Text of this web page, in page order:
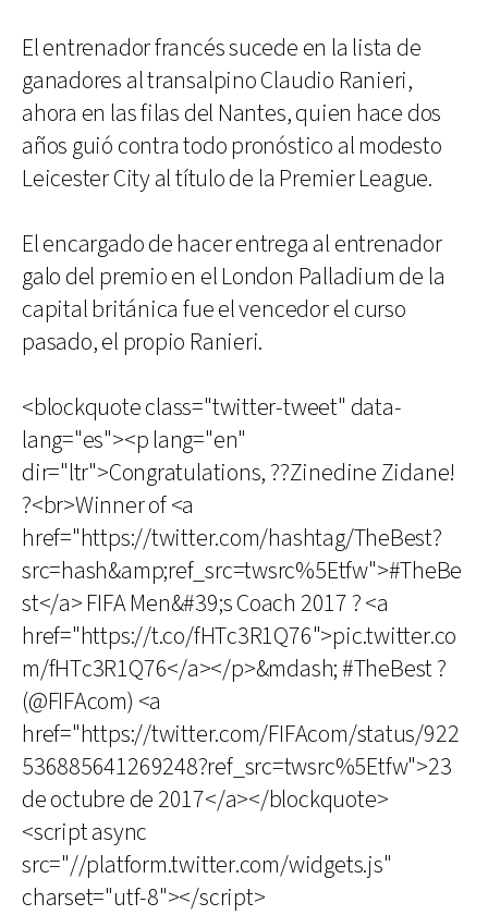
El entrenador francés sucede en la lista de
ganadores al transalpino Claudio Ranieri,
ahora en las filas del Nantes, quien hace dos
años guió contra todo pronóstico al modesto
Leicester City al título de la Premier League.
El encargado de hacer entrega al entrenador
galo del premio en el London Palladium de la
capital británica fue el vencedor el curso
pasado, el propio Ranieri.
<blockquote class="twitter-tweet" data-
lang="es"><p lang="en"
dir="ltr">Congratulations, ??Zinedine Zidane!
?<br>Winner of <a
href="https://twitter.com/hashtag/TheBest?
src=hash&amp;ref_src=twsrc%5Etfw">#TheBe
st</a> FIFA Men&#39;s Coach 2017 ? <a
href="https://t.co/fHTc3R1Q76">pic.twitter.co
m/fHTc3R1Q76</a></p>&mdash; #TheBest ?
(@FIFAcom) <a
href="https://twitter.com/FIFAcom/status/922
536885641269248?ref_src=twsrc%5Etfw">23
de octubre de 2017</a></blockquote>
<script async
src="//platform.twitter.com/widgets.js"
charset="utf-8"></script>